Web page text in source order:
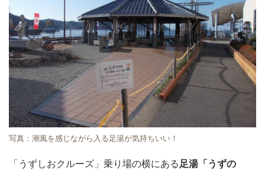
写真：潮風を感じながら入る足湯が気持ちいい！
「うずしおクルーズ」乗り場の横にある 足湯「うずの